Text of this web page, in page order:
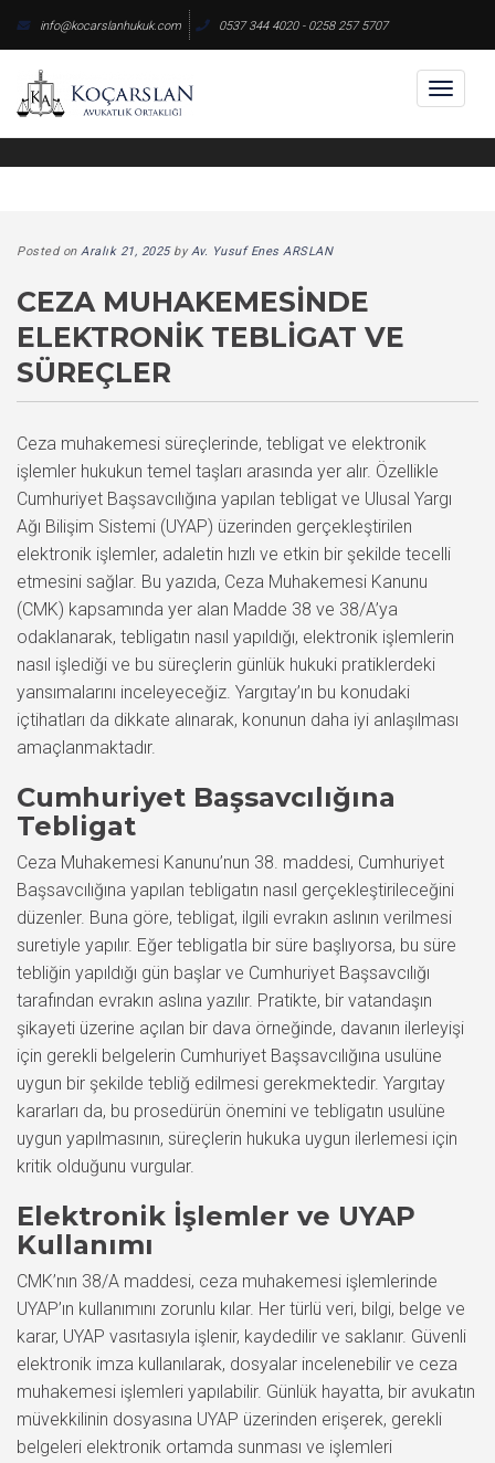
content
info@kocarslanhukuk.com 0537 344 4020 - 0258 257 5707
Posted on Aralık 21, 2025byAv. Yusuf Enes ARSLAN
CEZA MUHAKEMESINDE
ELEKTRONIK TEBLIGAT VE
SÜREÇLER
Ceza muhakemesi süreçlerinde, tebligat ve elektronik
işlemler hukukun temel taşları arasında yer alır. Özellikle
Cumhuriyet Başsavcılığına yapılan tebligat ve Ulusal Yargı
Ağı Bilişim Sistemi (UYAP) üzerinden gerçekleştirilen
elektronik işlemler, adaletin hızlı ve etkin bir şekilde tecelli
etmesini sağlar. Bu yazıda, Ceza Muhakemesi Kanunu
(CMK) kapsamında yer alan Madde 38 ve 38/A’ya
odaklanarak, tebligatın nasıl yapıldığı, elektronik işlemlerin
nasıl işlediği ve bu süreçlerin günlük hukuki pratiklerdeki
yansımalarını inceleyeceğiz. Yargıtay’ın bu konudaki
içtihatları da dikkate alınarak, konunun daha iyi anlaşılması
amaçlanmaktadır.
Cumhuriyet Başsavcılığına
Tebligat
Ceza Muhakemesi Kanunu’nun 38. maddesi, Cumhuriyet
Başsavcılığına yapılan tebligatın nasıl gerçekleştirileceğini
düzenler. Buna göre, tebligat, ilgili evrakın aslının verilmesi
suretiyle yapılır. Eğer tebligatla bir süre başlıyorsa, bu süre
tebliğin yapıldığı gün başlar ve Cumhuriyet Başsavcılığı
tarafından evrakın aslına yazılır. Pratikte, bir vatandaşın
şikayeti üzerine açılan bir dava örneğinde, davanın ilerleyişi
için gerekli belgelerin Cumhuriyet Başsavcılığına usulüne
uygun bir şekilde tebliğ edilmesi gerekmektedir. Yargıtay
kararları da, bu prosedürün önemini ve tebligatın usulüne
uygun yapılmasının, süreçlerin hukuka uygun ilerlemesi için
kritik olduğunu vurgular.
Elektronik İşlemler ve UYAP
Kullanımı
CMK’nın 38/A maddesi, ceza muhakemesi işlemlerinde
UYAP’ın kullanımını zorunlu kılar. Her türlü veri, bilgi, belge ve
karar, UYAP vasıtasıyla işlenir, kaydedilir ve saklanır. Güvenli
elektronik imza kullanılarak, dosyalar incelenebilir ve ceza
muhakemesi işlemleri yapılabilir. Günlük hayatta, bir avukatın
müvekkilinin dosyasına UYAP üzerinden erişerek, gerekli
belgeleri elektronik ortamda sunması ve işlemleri